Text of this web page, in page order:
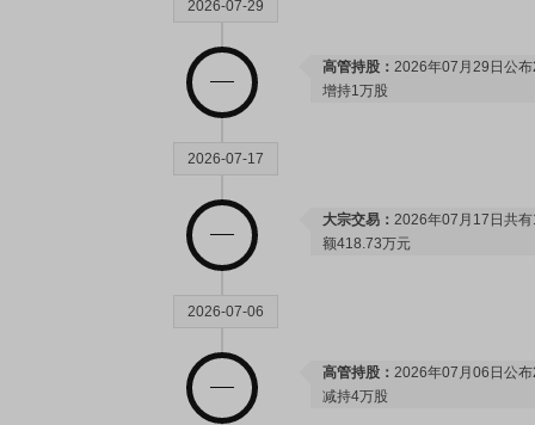
2026-07-29
高管持股： 2026年07月29日公
增持1万股
2026-07-17
大宗交易： 2026年07月17日共
额418.73万元
2026-07-06
高管持股： 2026年07月06日公
减持4万股